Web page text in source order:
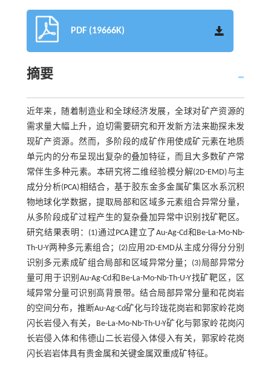
PDF (19666K)
摘要
近年来，随着制造业和全球经济发展，全球对矿产资源的
需求量大幅上升，迫切需要研究和开发新方法来勘探未发
现矿产资源。然而，多阶段的成矿作用使成矿元素在地质
单元内的分布呈现出复杂的叠加特征，而且大多数矿产常
常伴生多种元素。本研究将二维经验模分解(2D-EMD)与主
成分分析(PCA)相结合，基于胶东金多金属矿集区水系沉积
物地球化学数据，提取局部和区域多元素组合异常分量，
从多阶段成矿过程产生的复杂叠加异常中识别找矿靶区。
研究结果表明：(1)通过PCA建立了Au-Ag-Cd和Be-La-Mo-Nb-
Th-U-Y两种多元素组合；(2)应用2D-EMD从主成分得分分别
识别多元素成矿组合局部和区域异常分量；(3)局部异常分
量可用于识别Au-Ag-Cd和Be-La-Mo-Nb-Th-U-Y找矿靶区，区
域异常分量可识别高背景带。结合局部异常分量和花岗岩
的空间分布，推断Au-Ag-Cd矿化与玲珑花岗岩和郭家岭花岗
闪长岩侵入有关，Be-La-Mo-Nb-Th-U-Y矿化与郭家岭花岗闪
长岩侵入体和伟德山二长岩侵入体侵入有关，郭家岭花岗
闪长岩岩体具有贵金属和关键金属双重成矿特征。